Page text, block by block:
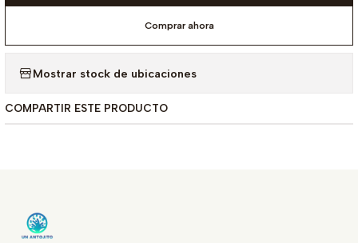
Comprar ahora
Mostrar stock de ubicaciones
COMPARTIR ESTE PRODUCTO